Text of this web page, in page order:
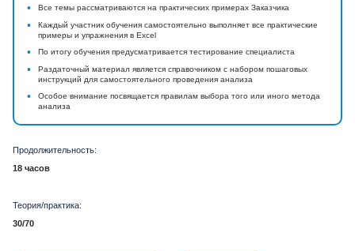
• Все темы рассматриваются на практических примерах Заказчика
•
Каждый участник обучения самостоятельно выполняет все практические
примеры и упражнения в Excel
• По итогу обучения предусматривается тестирование специалиста
•
Раздаточный материал является справочником с набором пошаговых
инструкций для самостоятельного проведения анализа
•
Особое внимание посвящается правилам выбора того или иного метода
анализа
Продолжительность:
18 часов
Теория/практика:
30/70